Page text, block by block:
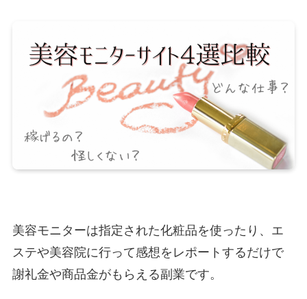
美容モニターは指定された化粧品を使ったり、エ
ステや美容院に行って感想をレポートするだけで
謝礼金や商品金がもらえる副業です。